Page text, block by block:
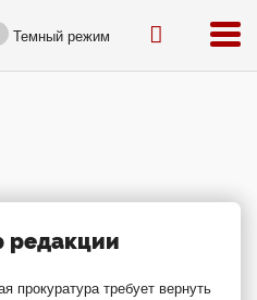
Темный режим
редакции
прокуратура требует вернуть